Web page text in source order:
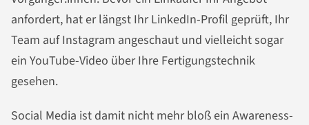
anfordert, hat er längst Ihr LinkedIn-Profil geprüft, Ihr
Team auf Instagram angeschaut und vielleicht sogar
ein YouTube-Video über Ihre Fertigungstechnik
gesehen.
Social Media ist damit nicht mehr bloß ein Awareness-